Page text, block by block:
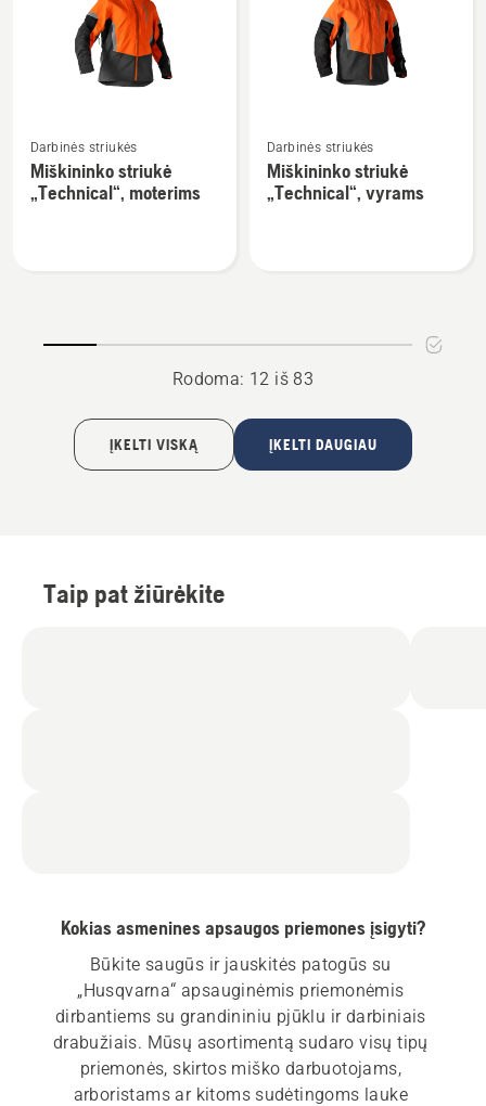
„Technical“,
Technical"
daugiau
detalių
apie
Darbinės striukės
Miškininko striukė
„Technical“, moterims
daugiau
detalių
apie
Darbinės striukės
Miškininko striukė
„Technical“, vyrams
Rodoma: 12 iš 83
ĮKELTI VISKĄ ĮKELTI DAUGIAU
Taip pat žiūrėkite
Kokias asmenines apsaugos priemones įsigyti?
Būkite saugūs ir jauskitės patogūs su
„Husqvarna“ apsauginėmis priemonėmis
dirbantiems su grandininiu pjūklu ir darbiniais
drabužiais. Mūsų asortimentą sudaro visų tipų
priemonės, skirtos miško darbuotojams,
arboristams ar kitoms sudėtingoms lauke